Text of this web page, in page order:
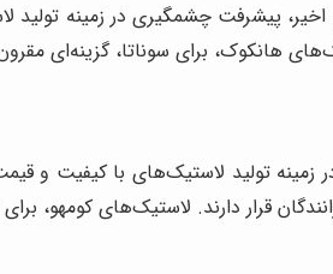
پیشرفت چشمگیری در زمینه
هانکوک، برای سوناتا، گزینه‌ای
زمینه تولید لاستیک‌های با کیفیت و
قرار دارند. لاستیک‌های کومهو،